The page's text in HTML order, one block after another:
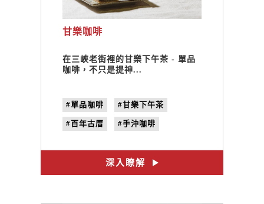
甘樂咖啡
在三峽老街裡的甘樂下午茶 - 單品
咖啡，不只是提神...
#單品咖啡 #甘樂下午茶
#百年古厝 #手沖咖啡
#三峽咖啡廳深入瞭解